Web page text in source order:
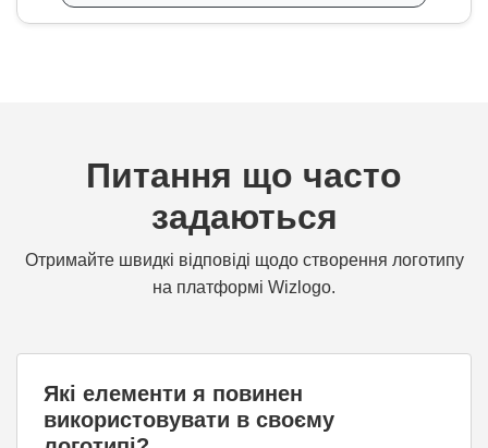
Питання що часто
задаються
Отримайте швидкі відповіді щодо створення логотипу
на платформі Wizlogo.
Які елементи я повинен
використовувати в своєму